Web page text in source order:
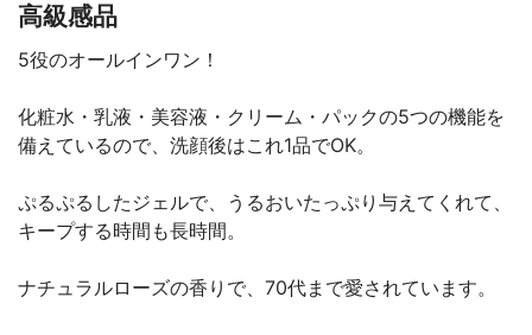
高級感品
5役のオールインワン！
化粧水・乳液・美容液・クリーム・パックの5つの機能を
備えているので、洗顔後はこれ1品でOK。
ぷるぷるしたジェルで、うるおいたっぷり与えてくれて、
キープする時間も長時間。
ナチュラルローズの香りで、70代まで愛されています。